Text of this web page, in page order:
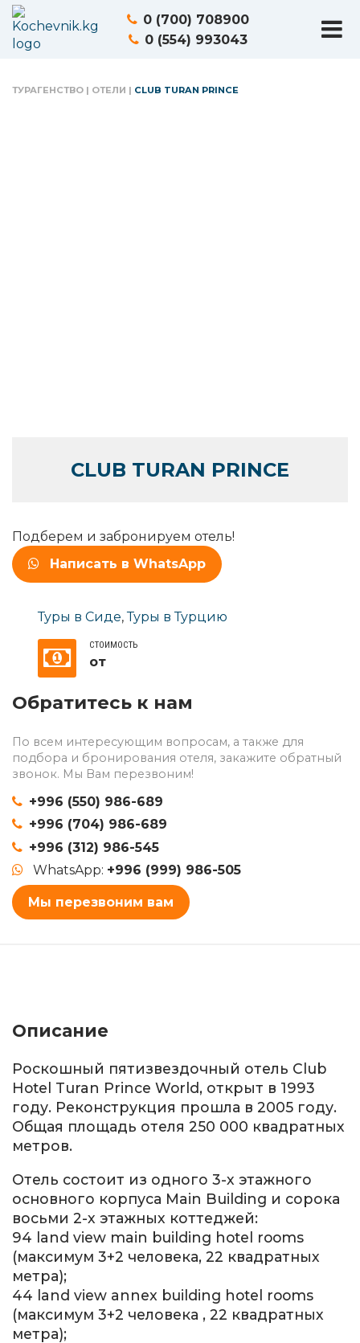
0 (700) 708900
0 (554) 993043
ТУРАГЕНСТВО | ОТЕЛИ | CLUB TURAN PRINCE
CLUB TURAN PRINCE
Подберем и забронируем отель!
Написать в WhatsApp
Туры в Сиде,Туры в Турцию
СТОИМОСТЬ
от
Обратитесь к нам
По всем интересующим вопросам, а также для
подбора и бронирования отеля, закажите обратный
звонок. Мы Вам перезвоним!
+996 (550) 986-689
+996 (704) 986-689
+996 (312) 986-545
WhatsApp: +996 (999) 986-505
Мы перезвоним вам
Описание
Роскошный пятизвездочный отель Club
Hotel Turan Prince World, открыт в 1993
году. Реконструкция прошла в 2005 году.
Общая площадь отеля 250 000 квадратных
метров.
Отель состоит из одного 3-х этажного
основного корпуса Main Building и сорока
восьми 2-х этажных коттеджей:
94 land view main building hotel rooms
(максимум 3+2 человека, 22 квадратных
метра);
44 land view annex building hotel rooms
(максимум 3+2 человека , 22 квадратных
метра);